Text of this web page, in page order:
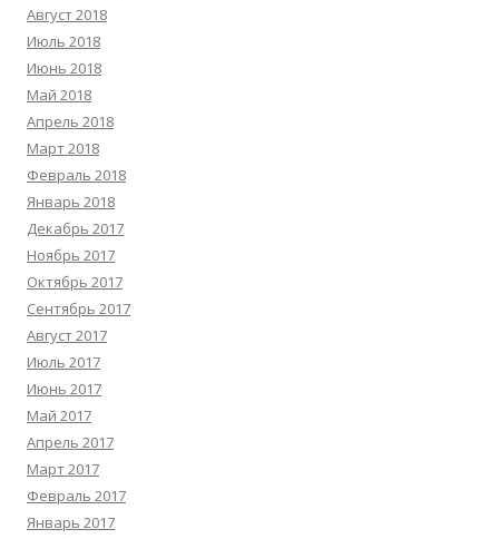
Август 2018
Июль 2018
Июнь 2018
Май 2018
Апрель 2018
Март 2018
Февраль 2018
Январь 2018
Декабрь 2017
Ноябрь 2017
Октябрь 2017
Сентябрь 2017
Август 2017
Июль 2017
Июнь 2017
Май 2017
Апрель 2017
Март 2017
Февраль 2017
Январь 2017